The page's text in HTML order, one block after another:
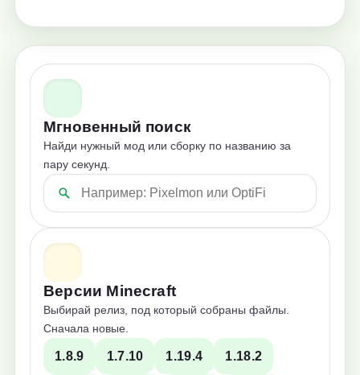
Мгновенный поиск
Найди нужный мод или сборку по названию за
пару секунд.
Версии Minecraft
Выбирай релиз, под который собраны файлы.
Сначала новые.
1.8.9 1.7.10 1.19.4 1.18.2